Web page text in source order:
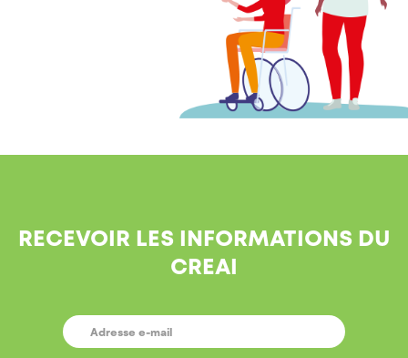
RECEVOIR LES INFORMATIONS DU
CREAI
E-
MAIL *